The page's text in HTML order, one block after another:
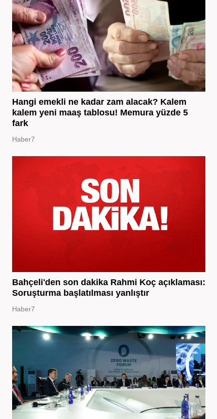
Hangi emekli ne kadar zam alacak? Kalem
kalem yeni maaş tablosu! Memura yüzde 5
fark
Haber7
Bahçeli'den son dakika Rahmi Koç açıklaması:
Soruşturma başlatılması yanlıştır
Haber7